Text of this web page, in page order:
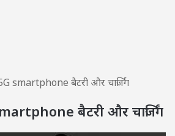
smartphone बैटरी और चार्जिंग
बैटरी और चार्जिंग